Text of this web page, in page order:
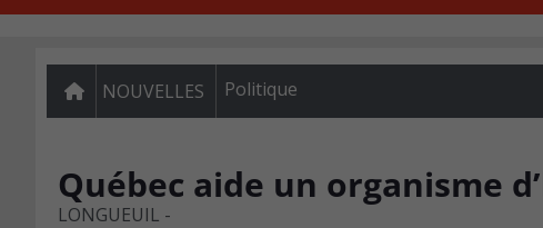
NOUVELLES Politique
Québec aide un organisme
LONGUEUIL -